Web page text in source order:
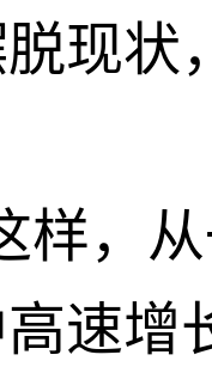
现状
样，
速增